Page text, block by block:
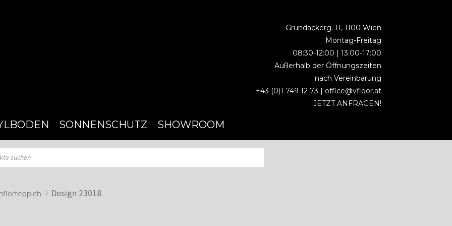
Grundäckerg. 11, 1100 Wien
Montag-Freitag
08:30-12:00 | 13:00-17:00
Außerhalb der Öffnungszeiten
nach Vereinbarung
+43 (0)1 749 12 73 | office@vfloor.at
JETZT ANFRAGEN!
SONNENSCHUTZ SHOWROOM
Design 23018